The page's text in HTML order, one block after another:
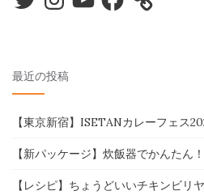
最近の投稿
【東京新宿】ISETANカレーフェス
【新パッケージ】炊飯器でかんたん
【レシピ】ちょうどいいチキンビリ